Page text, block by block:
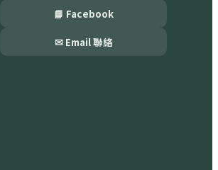
📘 Facebook
✉ Email 聯絡